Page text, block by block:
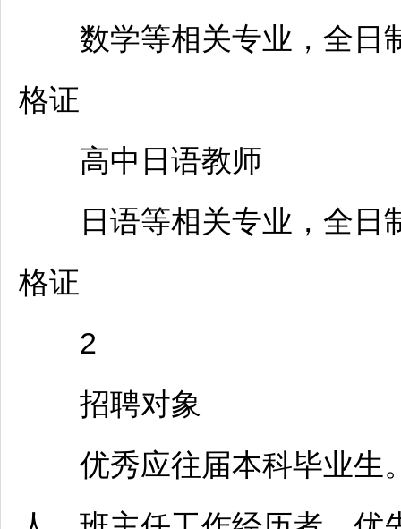
数学等相关专业，全日
格证
高中日语教师
日语等相关专业，全日
格证
2
招聘对象
优秀应往届本科毕业生